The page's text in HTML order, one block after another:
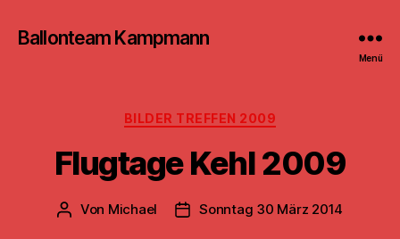
Ballonteam Kampmann
Menü
Kategorien
BILDER TREFFEN 2009
Flugtage Kehl 2009
Beitragsautor
Von Michael Beitragsdatum
Sonntag 30 März 2014